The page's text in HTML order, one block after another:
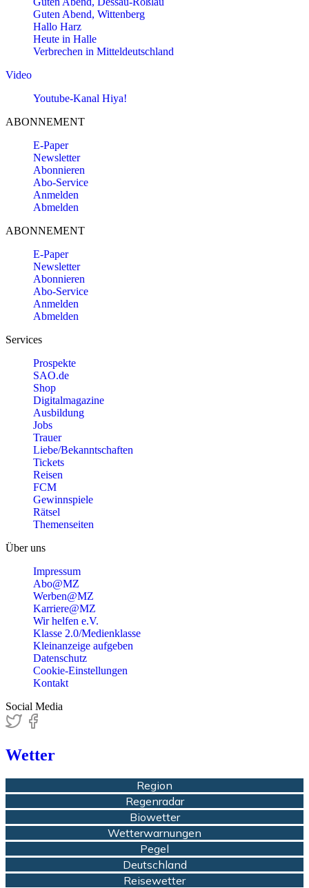
Guten Abend, Wittenberg
Hallo Harz
Heute in Halle
Verbrechen in Mitteldeutschland
Video
Youtube-Kanal Hiya!
ABONNEMENT
E-Paper
Newsletter
Abonnieren
Abo-Service
Anmelden
Abmelden
ABONNEMENT
E-Paper
Newsletter
Abonnieren
Abo-Service
Anmelden
Abmelden
Services
Prospekte
SAO.de
Shop
Digitalmagazine
Ausbildung
Jobs
Trauer
Liebe/Bekanntschaften
Tickets
Reisen
FCM
Gewinnspiele
Rätsel
Themenseiten
Über uns
Impressum
Abo@MZ
Werben@MZ
Karriere@MZ
Wir helfen e.V.
Klasse 2.0/Medienklasse
Kleinanzeige aufgeben
Datenschutz
Cookie-Einstellungen
Kontakt
Social Media
Wetter
Region
Regenradar
Biowetter
Wetterwarnungen
Pegel
Deutschland
Reisewetter